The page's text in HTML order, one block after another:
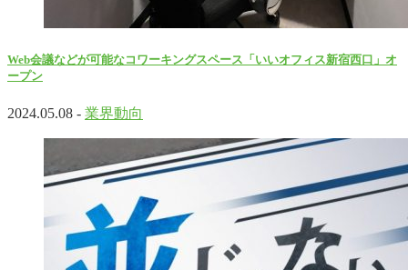
Web会議などが可能なコワーキングスペース「いいオフィス新宿西口」オ
ープン
2024.05.08 - 業界動向